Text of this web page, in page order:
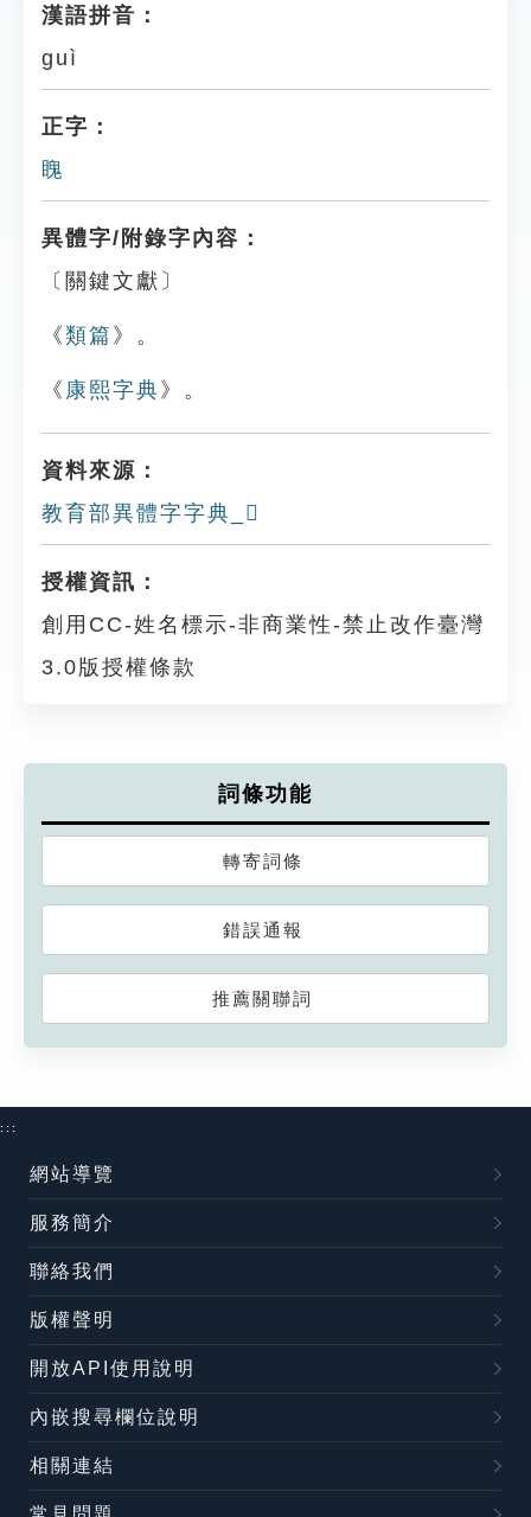
漢語拼音：
guì
正字：
䁛
異體字/附錄字內容：
〔關鍵文獻〕
《類篇 》。
《 康熙字典 》。
資料來源：
教育部異體字字典_𥍁
授權資訊：
創用CC-姓名標示-非商業性-禁止改作臺灣
3.0版授權條款
詞條功能
轉寄詞條
錯誤通報
推薦關聯詞
:::
網站導覽
服務簡介
聯絡我們
版權聲明
開放API使用說明
內嵌搜尋欄位說明
相關連結